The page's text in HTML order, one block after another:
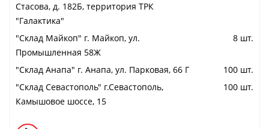
Стасова, д. 182Б, территория ТРК
"Галактика"
"Cклад Майкоп" г. Майкоп, ул.
Промышленная 58Ж
8 шт.
"Cклад Анапа" г. Анапа, ул. Парковая, 66 Г
100 шт.
"Cклад Севастополь" г.Севастополь,
Камышовое шоссе, 15
100 шт.